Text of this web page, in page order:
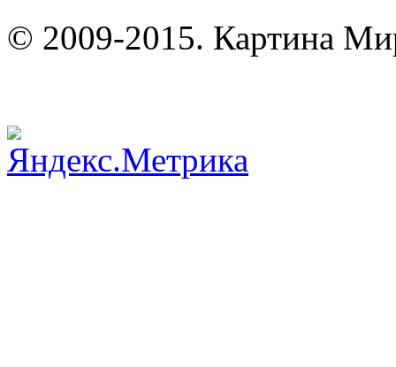
© 2009-2015. Картина